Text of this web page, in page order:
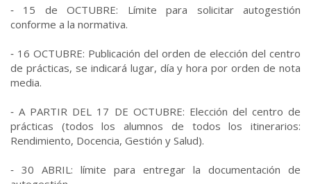
‐ 15 de OCTUBRE: Límite para solicitar autogestión
conforme a la normativa.
‐ 16 OCTUBRE: Publicación del orden de elección del centro
de prácticas, se indicará lugar, día y hora por orden de nota
media.
‐ A PARTIR DEL 17 DE OCTUBRE: Elección del centro de
prácticas (todos los alumnos de todos los itinerarios:
Rendimiento, Docencia, Gestión y Salud).
‐ 30 ABRIL: límite para entregar la documentación de